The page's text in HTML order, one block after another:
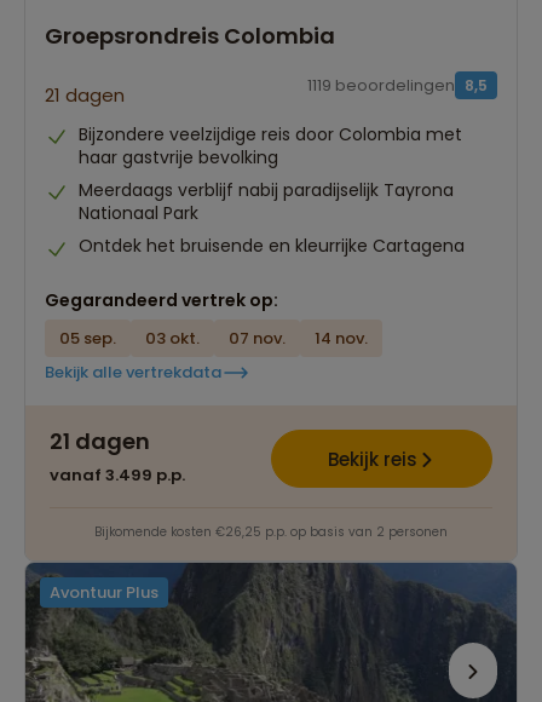
Groepsrondreis Colombia
21 dagen 8,5
1119 beoordelingen
Bijzondere veelzijdige reis door Colombia met
haar gastvrije bevolking
Meerdaags verblijf nabij paradijselijk Tayrona
Nationaal Park
Ontdek het bruisende en kleurrijke Cartagena
Gegarandeerd vertrek op:
05 sep. 03 okt. 07 nov.
14 nov.
Bekijk alle vertrekdata
21 dagen
vanaf 3.499 p.p.
Bekijk reis
Bijkomende kosten €26,25 p.p. op basis van 2 personen
Avontuur Plus